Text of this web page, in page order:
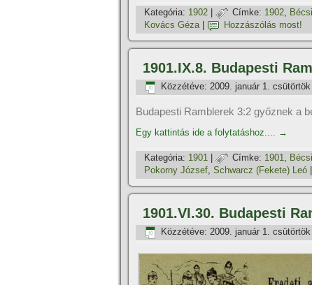
Kategória: 1902 Címke: 1902,
Kovács Géza| Hozzászólás most!
1901.IX.8. Budapesti
Közzétéve: 2009. január 1. csütörtök
Budapesti Ramblerek 3:2 győznek a
Egy kattintás ide a folytatáshoz.... →
Kategória: 1901 Címke: 1901,
Pokorny József, Schwarcz (Fekete) Leó
1901.VI.30. Budapesti
Közzétéve: 2009. január 1. csütörtök